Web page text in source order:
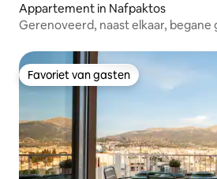
Appartement in Nafpaktos
Gerenoveerd, naast elkaar, begane
Favoriet van gasten
Favoriet van gasten